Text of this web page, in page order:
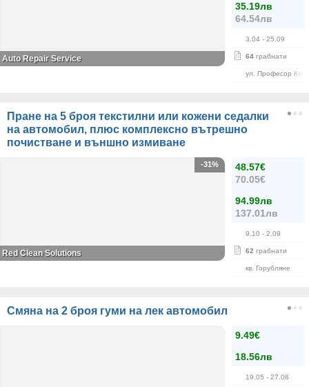
35.19лв
64.54лв
3.04 - 25.09
64 грабнати
ул. Професор
Auto Repair Service
Пране на 5 броя текстилни или кожени седалки
на автомобил, плюс комплексно вътрешно
почистване и външно измиване
48.57€
70.05€
94.99лв
137.01лв
9.10 - 2.09
62 грабнати
кв. Горубляне
-31%
Red Clean Solutions
Смяна на 2 броя гуми на лек автомобил
9.49€
18.56лв
19.05 - 27.08